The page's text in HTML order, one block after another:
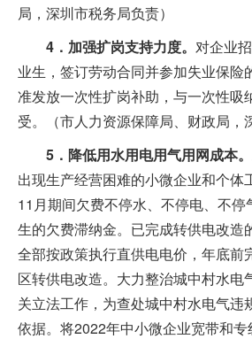
局，深圳市税务局负责）
4．加强扩岗支持力度。 对企业
业生，签订劳动合同并参加失业保险
准发放一次性扩岗补助，与一次性吸
受。（市人力资源保障局、财政局，
5．降低用水用电用气用网成本。
出现生产经营困难的小微企业和个
11月期间欠费不停水、不停电、不
生的欠费滞纳金。已完成转供电改造
全部按政策执行直供电电价，年底前
区转供电改造。大力整治城中村水电
关立法工作，为查处城中村水电气违
依据。将2022年中小微企业宽带和